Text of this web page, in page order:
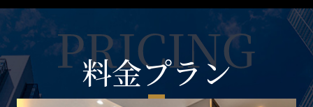
料金プラン